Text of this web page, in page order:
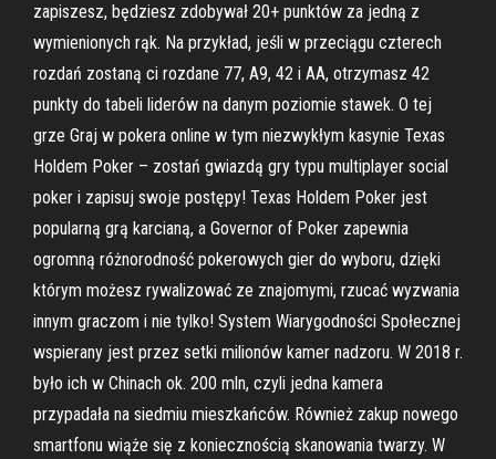
zapiszesz, będziesz zdobywał 20+ punktów za jedną z
wymienionych rąk. Na przykład, jeśli w przeciągu czterech
rozdań zostaną ci rozdane 77, A9, 42 i AA, otrzymasz 42
punkty do tabeli liderów na danym poziomie stawek. O tej
grze Graj w pokera online w tym niezwykłym kasynie Texas
Holdem Poker – zostań gwiazdą gry typu multiplayer social
poker i zapisuj swoje postępy! Texas Holdem Poker jest
popularną grą karcianą, a Governor of Poker zapewnia
ogromną różnorodność pokerowych gier do wyboru, dzięki
którym możesz rywalizować ze znajomymi, rzucać wyzwania
innym graczom i nie tylko! System Wiarygodności Społecznej
wspierany jest przez setki milionów kamer nadzoru. W 2018 r.
było ich w Chinach ok. 200 mln, czyli jedna kamera
przypadała na siedmiu mieszkańców. Również zakup nowego
smartfonu wiąże się z koniecznością skanowania twarzy. W